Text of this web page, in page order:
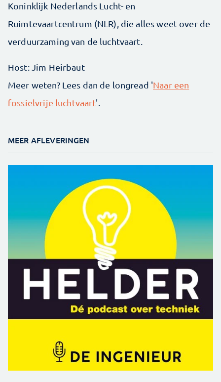
Koninklijk Nederlands Lucht- en
Ruimtevaartcentrum (NLR), die alles weet over de
verduurzaming van de luchtvaart.
Host: Jim Heirbaut
Meer weten? Lees dan de longread 'Naar een
fossielvrije luchtvaart'.
MEER AFLEVERINGEN